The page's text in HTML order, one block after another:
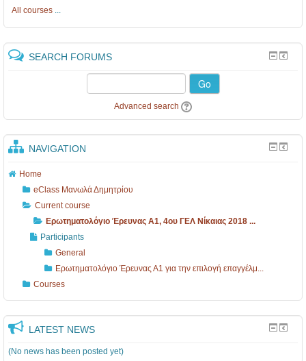
All courses
SEARCH FORUMS
Go
Advanced search
NAVIGATION
Home
eClass Μανωλά Δημητρίου
Current course
Ερωτηματολόγιο Έρευνας Α1, 4ου ΓΕΛ Νίκαιας 2018 ...
Participants
General
Ερωτηματολόγιο Έρευνας Α1 για την επιλογή επαγγέλμ...
Courses
LATEST NEWS
(No news has been posted yet)